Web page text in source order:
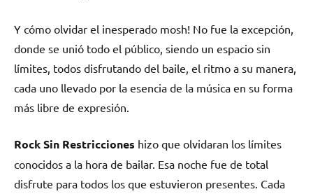
Y cómo olvidar el inesperado mosh! No fue la excepción,
donde se unió todo el público, siendo un espacio sin
límites, todos disfrutando del baile, el ritmo a su manera,
cada uno llevado por la esencia de la música en su forma
más libre de expresión.
Rock Sin Restricciones hizo que olvidaran los límites
conocidos a la hora de bailar. Esa noche fue de total
disfrute para todos los que estuvieron presentes. Cada